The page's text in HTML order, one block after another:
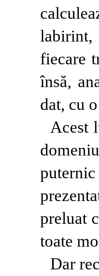
labirint,
fiecare
însă,
dat, cu
Acest
preluat
toate
Dar